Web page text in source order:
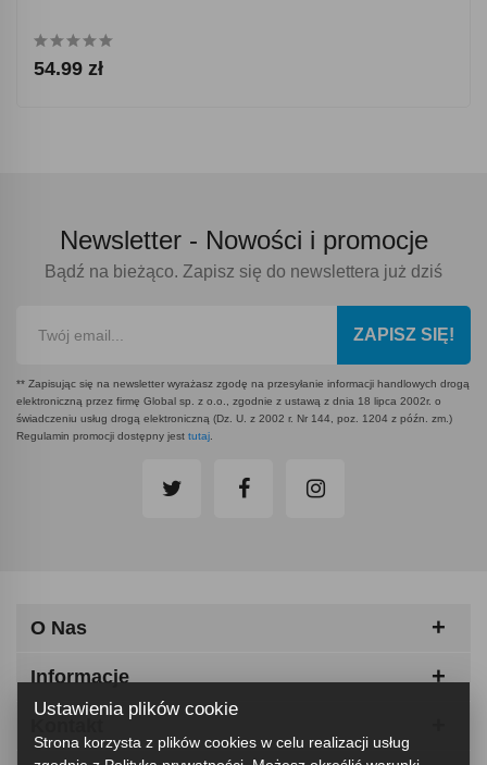
54.99 zł
Newsletter - Nowości i promocje
Bądź na bieżąco. Zapisz się do newslettera już dziś
ZAPISZ SIĘ!
** Zapisując się na newsletter wyrażasz zgodę na przesyłanie informacji handlowych drogą
elektroniczną przez firmę Global sp. z o.o., zgodnie z ustawą z dnia 18 lipca 2002r. o
świadczeniu usług drogą elektroniczną (Dz. U. z 2002 r. Nr 144, poz. 1204 z późn. zm.)
Regulamin promocji dostępny jest tutaj
O Nas
Informacje
Ustawienia plików cookie
Strona korzysta z plików cookies w celu realizacji usług